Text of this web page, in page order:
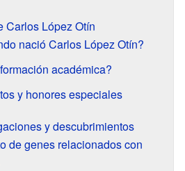
Carlos López Otín
nació Carlos López Otín?
académica?
y honores especiales
y descubrimientos
de genes relacionados con